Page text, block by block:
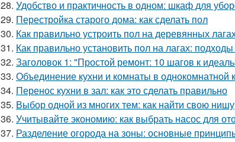
28. Удобство и практичность в одном: шкаф для
29. Перестройка старого дома: как сделать пол
30. Как правильно устроить пол на деревянных
31. Как правильно установить пол на лагах:
32. Заголовок 1: "Простой ремонт: 10 шагов к
33. Объединение кухни и комнаты в однокомнатной
34. Перенос кухни в зал: как это сделать правильно
35. Выбор одной из многих тем: как найти свою нишу
36. Учитывайте экономию: как выбрать насос для
37. Разделение огорода на зоны: основные